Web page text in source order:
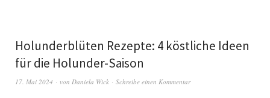
Holunderblüten Rezepte: 4 köstliche Ideen
für die Holunder-Saison
17. Mai 2024 von Daniela Wick Schreibe einen Kommentar